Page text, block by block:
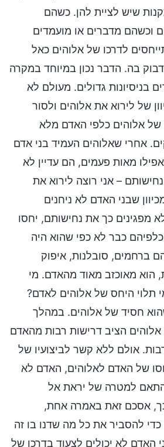
שיש לציית להן. כשהם
וכשהם מדברים או מועמדים
לדרכו של אלוהים כאל
בה. הדבר נכון במיוחד במקרה
בניסיונות גדולים. מעולם לא
של לירוא את אלוהים ולסור
אלוהים כלפי האדם מלא
אחרי שאלוהים העמיד בני אדם
אפילו מאות פעמים, הם עדיין לא
– אני רוצה לירוא את
שבני האדם לא ניחנים
מפגינים כך את נחישותם, יחסו
כבר לא כפי שהוא היה
ברחמים, סובלנות, איפוק
הוא מאוכזב מאוד מהאדם. מי
תלוי היחס של אלוהים לאדם?
חסיד של אלוהים. במהלך
אלוהים הציב דרישות רבות מהאדם
אולם ללא קשר לביצועיו של
של האדם לאלוהים, האדם לא
למטרה של יראת אל
אסכם זאת באמרה אחת,
להסביר את כל מה שדנו בו זה
האדם לא יכולים לצעוד בדרכו של